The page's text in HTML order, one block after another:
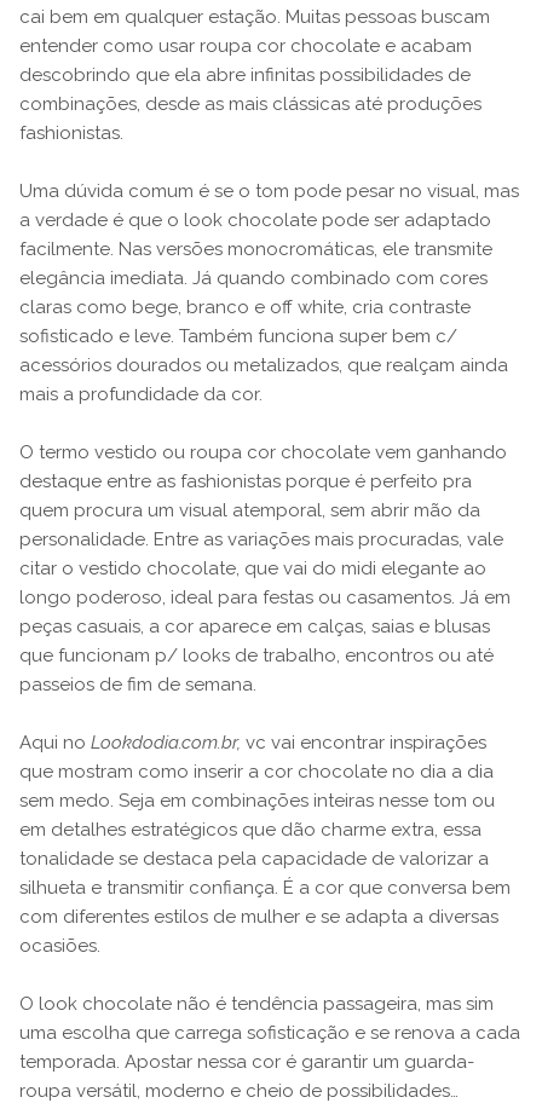
cai bem em qualquer estação. Muitas pessoas buscam
entender como usar roupa cor chocolate e acabam
descobrindo que ela abre infinitas possibilidades de
combinações, desde as mais clássicas até produções
fashionistas.
Uma dúvida comum é se o tom pode pesar no visual, mas
a verdade é que o look chocolate pode ser adaptado
facilmente. Nas versões monocromáticas, ele transmite
elegância imediata. Já quando combinado com cores
claras como bege, branco e off white, cria contraste
sofisticado e leve. Também funciona super bem c/
acessórios dourados ou metalizados, que realçam ainda
mais a profundidade da cor.
O termo vestido ou roupa cor chocolate vem ganhando
destaque entre as fashionistas porque é perfeito pra
quem procura um visual atemporal, sem abrir mão da
personalidade. Entre as variações mais procuradas, vale
citar o vestido chocolate, que vai do midi elegante ao
longo poderoso, ideal para festas ou casamentos. Já em
peças casuais, a cor aparece em calças, saias e blusas
que funcionam p/ looks de trabalho, encontros ou até
passeios de fim de semana.
Aqui no Lookdodia.com.br, vc vai encontrar inspirações
que mostram como inserir a cor chocolate no dia a dia
sem medo. Seja em combinações inteiras nesse tom ou
em detalhes estratégicos que dão charme extra, essa
tonalidade se destaca pela capacidade de valorizar a
silhueta e transmitir confiança. É a cor que conversa bem
com diferentes estilos de mulher e se adapta a diversas
ocasiões.
O look chocolate não é tendência passageira, mas sim
uma escolha que carrega sofisticação e se renova a cada
temporada. Apostar nessa cor é garantir um guarda-
roupa versátil, moderno e cheio de possibilidades…